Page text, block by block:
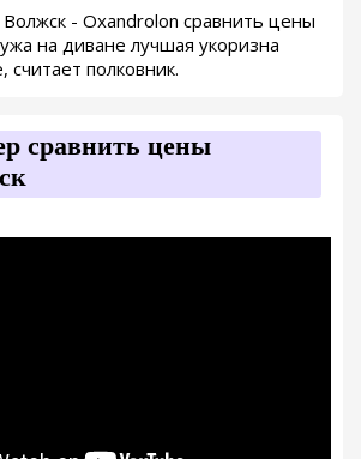
Волжск - Oxandrolon сравнить цены
на диване лучшая укоризна
считает полковник.
сравнить цены